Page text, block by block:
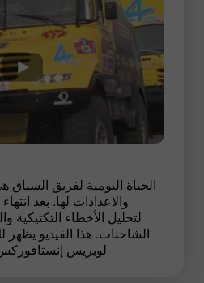
الحياة اليومية لفريق
والاعدادات لها. بعد
لتحليل الأخطاء التكتيكية
الشاحنات. هذا الفيديو يظهر
لوبريس